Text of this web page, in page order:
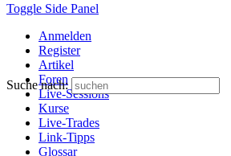
Toggle Side Panel
Anmelden
Register
Artikel
Foren
Live-Sessions
Kurse
Live-Trades
Link-Tipps
Glossar
Suche nach: